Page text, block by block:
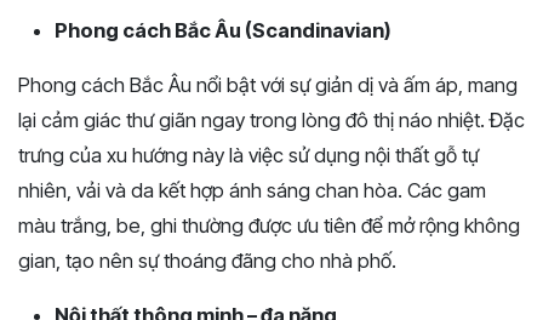
Phong cách Bắc Âu (Scandinavian)
Phong cách Bắc Âu nổi bật với sự giản dị và ấm áp, mang
lại cảm giác thư giãn ngay trong lòng đô thị náo nhiệt. Đặc
trưng của xu hướng này là việc sử dụng nội thất gỗ tự
nhiên, vải và da kết hợp ánh sáng chan hòa. Các gam
màu trắng, be, ghi thường được ưu tiên để mở rộng không
gian, tạo nên sự thoáng đãng cho nhà phố.